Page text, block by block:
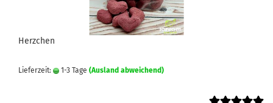
Herzchen
Lieferzeit: 1-3 Tage (Ausland abweichend)